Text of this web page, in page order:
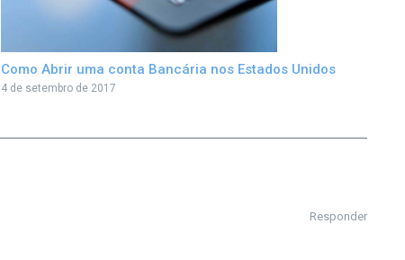
Como Abrir uma conta Bancária nos Estados Unidos
4 de setembro de 2017
Responder